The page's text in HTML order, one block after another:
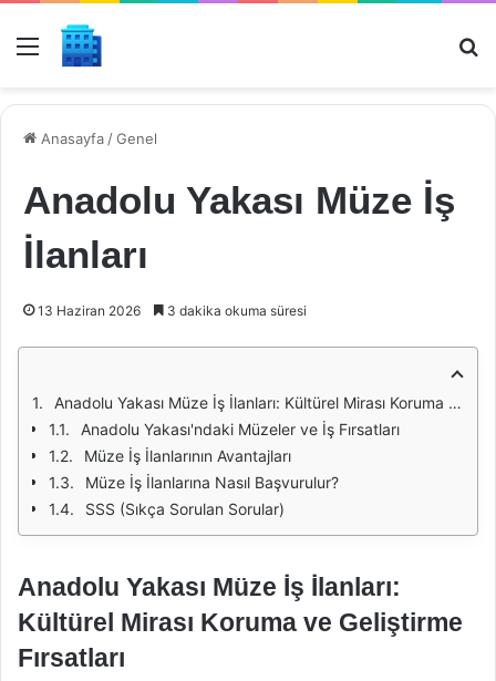
Menü
Anasayfa /Genel
Anadolu Yakası Müze İş
İlanları
13 Haziran 2026 3 dakika okuma süresi
Anadolu Yakası Müze İş İlanları: Kültürel Mirası Koruma ve Geliştirme Fırsatları
Anadolu Yakası'ndaki Müzeler ve İş Fırsatları
Müze İş İlanlarının Avantajları
Müze İş İlanlarına Nasıl Başvurulur?
SSS (Sıkça Sorulan Sorular)
Anadolu Yakası Müze İş İlanları:
Kültürel Mirası Koruma ve Geliştirme
Fırsatları